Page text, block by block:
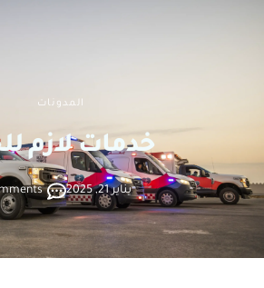
المدونات
خدمات لازم
يناير 21, 2025